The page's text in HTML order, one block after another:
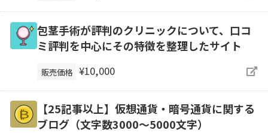
包茎手術が評判のクリニックについて、口コ
ミ評判を中心にその特徴を整理したサイト
販売価格 ¥10,000
【25記事以上】仮想通貨・暗号通貨に関する
ブログ（文字数3000～5000文字）